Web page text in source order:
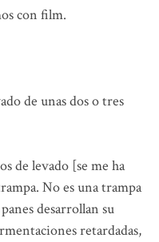
con film.
de unas dos o tres
de levado [se me ha
No es una trampa
desarrollan su
retardadas,